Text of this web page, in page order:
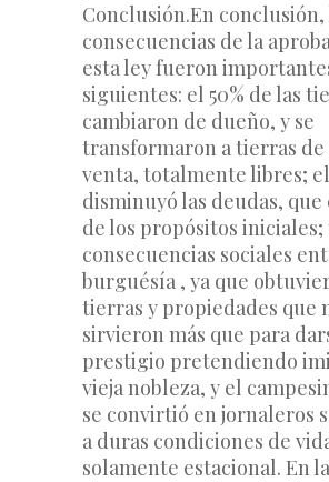
Conclusión.En conclusión,
consecuencias de la
esta ley fueron
siguientes: el 50% de las
cambiaron de dueño, y se
transformaron a tierras
venta, totalmente libres;
disminuyó las deudas, que
de los propósitos iniciales;
consecuencias sociales
burguésía , ya que
tierras y propiedades que
sirvieron más que para
prestigio pretendiendo
vieja nobleza, y el
se convirtió en jornaleros
a duras condiciones de
solamente estacional. En la